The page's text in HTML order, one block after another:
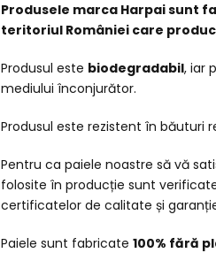
Produsele marca Harpai sunt
teritoriul României care
Produsul este biodegradabil, iar
mediului înconjurător.
Produsul este rezistent în băuturi
Pentru ca paiele noastre să vă
folosite în producție sunt
certificatelor de calitate și
Paiele sunt fabricate 100% fără